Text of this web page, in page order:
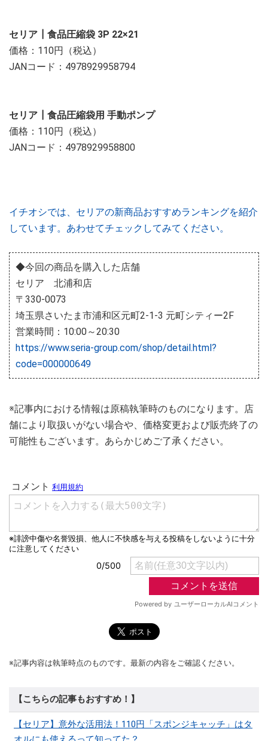
セリア┃食品圧縮袋 3P 22×21
価格：110円（税込）
JANコード：4978929958794
セリア┃食品圧縮袋用 手動ポンプ
価格：110円（税込）
JANコード：4978929958800
イチオシでは、セリアの新商品おすすめランキングを紹介
しています。あわせてチェックしてみてください。
◆今回の商品を購入した店舗
セリア 北浦和店
〒330-0073
埼玉県さいたま市浦和区元町2-1-3 元町シティー2F
営業時間：10:00～20:30
https://www.seria-group.com/shop/detail.html?
code=000000649
※記事内における情報は原稿執筆時のものになります。店
舗により取扱いがない場合や、価格変更および販売終了の
可能性もございます。あらかじめご了承ください。
※記事内容は執筆時点のものです。最新の内容をご確認ください。
【こちらの記事もおすすめ！】
【セリア】意外な活用法！110円「スポンジキャッチ」はタ